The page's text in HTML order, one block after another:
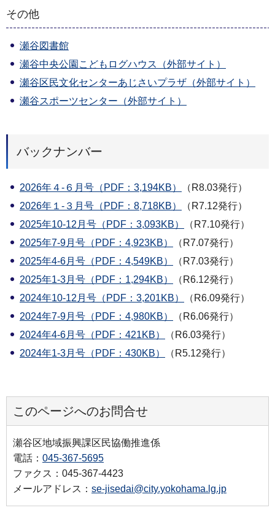
その他
瀬谷図書館
瀬谷中央公園こどもログハウス（外部サイト）
瀬谷区民文化センターあじさいプラザ（外部サイト）
瀬谷スポーツセンター（外部サイト）
バックナンバー
2026年４-６月号（PDF：3,194KB）
（R8.03発行）
2026年１-３月号（PDF：8,718KB）
（R7.12発行）
2025年10-12月号（PDF：3,093KB）
（R7.10発行）
2025年7-9月号（PDF：4,923KB）
（R7.07発行）
2025年4-6月号（PDF：4,549KB）
（R7.03発行）
2025年1-3月号（PDF：1,294KB）
（R6.12発行）
2024年10-12月号（PDF：3,201KB）
（R6.09発行）
2024年7-9月号（PDF：4,980KB）
（R6.06発行）
2024年4-6月号（PDF：421KB）
（R6.03発行）
2024年1-3月号（PDF：430KB）
（R5.12発行）
このページへのお問合せ
瀬谷区地域振興課区民協働推進係
電話： 045-367-5695
ファクス：045-367-4423
メールアドレス： se-jisedai@city.yokohama.lg.jp